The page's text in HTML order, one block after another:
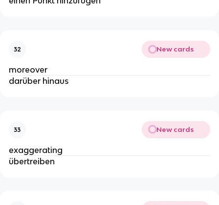
32 New cards
moreover
darüber hinaus
33 New cards
exaggerating
übertreiben